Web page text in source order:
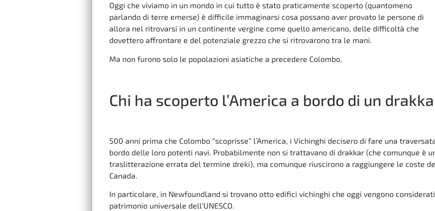
Oggi che viviamo in un mondo in cui tutto è stato praticamente scoperto (quantomeno
parlando di terre emerse) è difficile immaginarsi cosa possano aver provato le persone di
allora nel ritrovarsi in un continente vergine come quello americano, delle difficoltà che
dovettero affrontare e del potenziale grezzo che si ritrovarono tra le mani.
Ma non furono solo le popolazioni asiatiche a precedere Colombo.
Chi ha scoperto l’America a bordo di un
500 anni prima che Colombo “scoprisse” l’America, i Vichinghi decisero di fare una
bordo delle loro potenti navi. Probabilmente non si trattavano di drakkar (che comunque è
traslitterazione errata del termine dreki), ma comunque riuscirono a raggiungere le coste
Canada.
In particolare, in Newfoundland si trovano otto edifici vichinghi che oggi vengono considerati
patrimonio universale dell’UNESCO.